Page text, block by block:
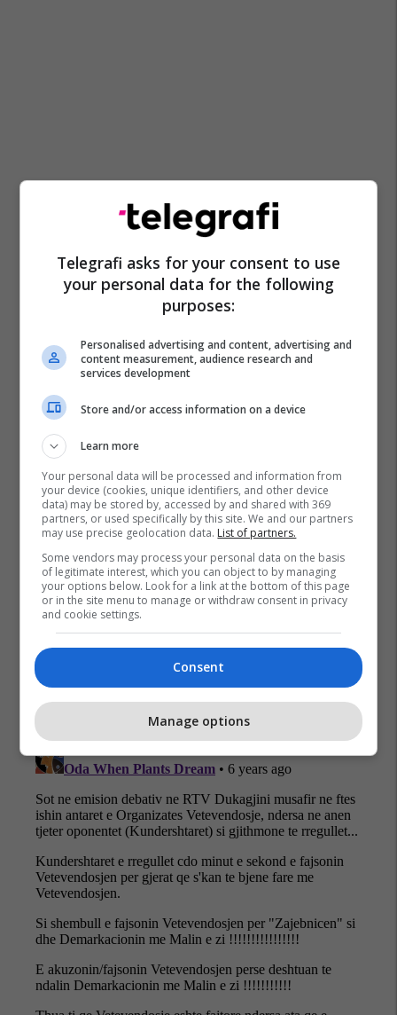
Qeveria E Kosovës Zgjedhjet 2019
Zgjedhjet
Ibrahim Gashi
Telegrafi asks for your consent to use
your personal data for the following
purposes:
Personalised advertising and content, advertising and
content measurement, audience research and
services development
Store and/or access information on a device
Learn more
Your personal data will be processed and information from
your device (cookies, unique identifiers, and other device
data) may be stored by, accessed by and shared with 369
partners, or used specifically by this site. We and our partners
may use precise geolocation data. List of partners.
Some vendors may process your personal data on the basis
of legitimate interest, which you can object to by managing
your options below. Look for a link at the bottom of this page
or in the site menu to manage or withdraw consent in privacy
and cookie settings.
Consent
Manage options